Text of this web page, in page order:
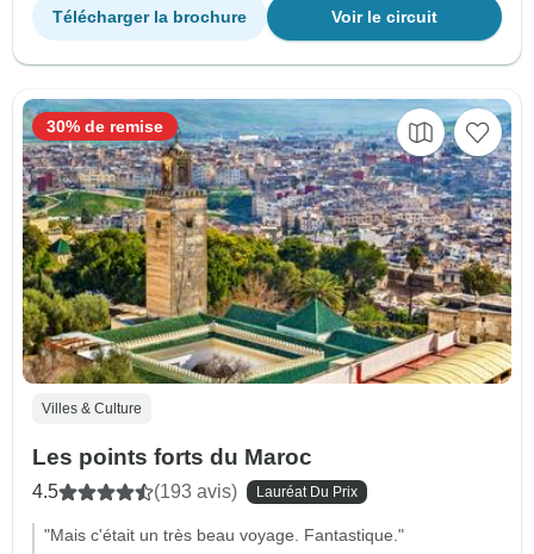
Voir le circuit
Télécharger la brochure
Villes & Culture
Les points forts du Maroc
4.5 (193 avis) Lauréat Du Prix
"Mais c'était un très beau voyage. Fantastique."
30% de remise